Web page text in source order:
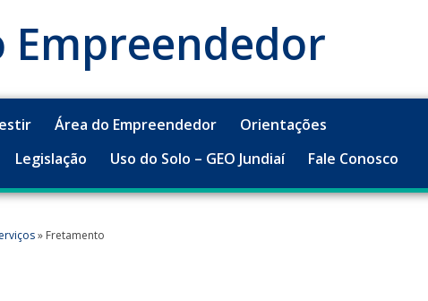
Empreendedor
Área do Empreendedor
Orientações
Legislação Uso do Solo – GEO Jundiaí Fale Conosco
» Fretamento